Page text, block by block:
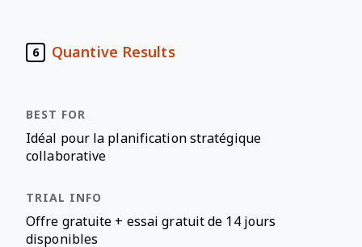
6 Quantive Results
Idéal pour la planification stratégique
collaborative
Offre gratuite + essai gratuit de 14 jours
disponibles